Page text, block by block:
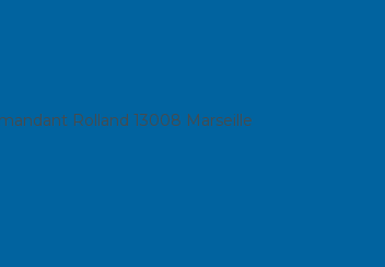
Rolland 13008 Marseille